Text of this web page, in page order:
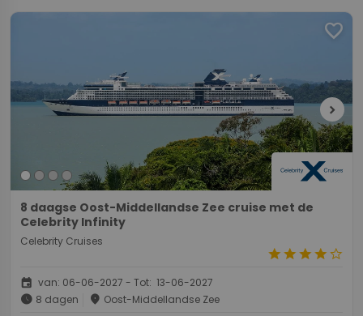
favorite
chevron_right
8 daagse Oost-Middellandse Zee cruise met de
Celebrity Infinity
Celebrity Cruises
starstarstarstarstar_border
event van: 06-06-2027 - Tot: 13-06-2027
schedule 8 dagen place Oost-Middellandse Zee